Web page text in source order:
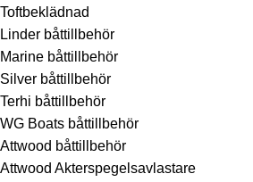
Toftbeklädnad
Linder båttillbehör
Marine båttillbehör
Silver båttillbehör
Terhi båttillbehör
WG Boats båttillbehör
Attwood båttillbehör
Attwood Akterspegelsavlastare